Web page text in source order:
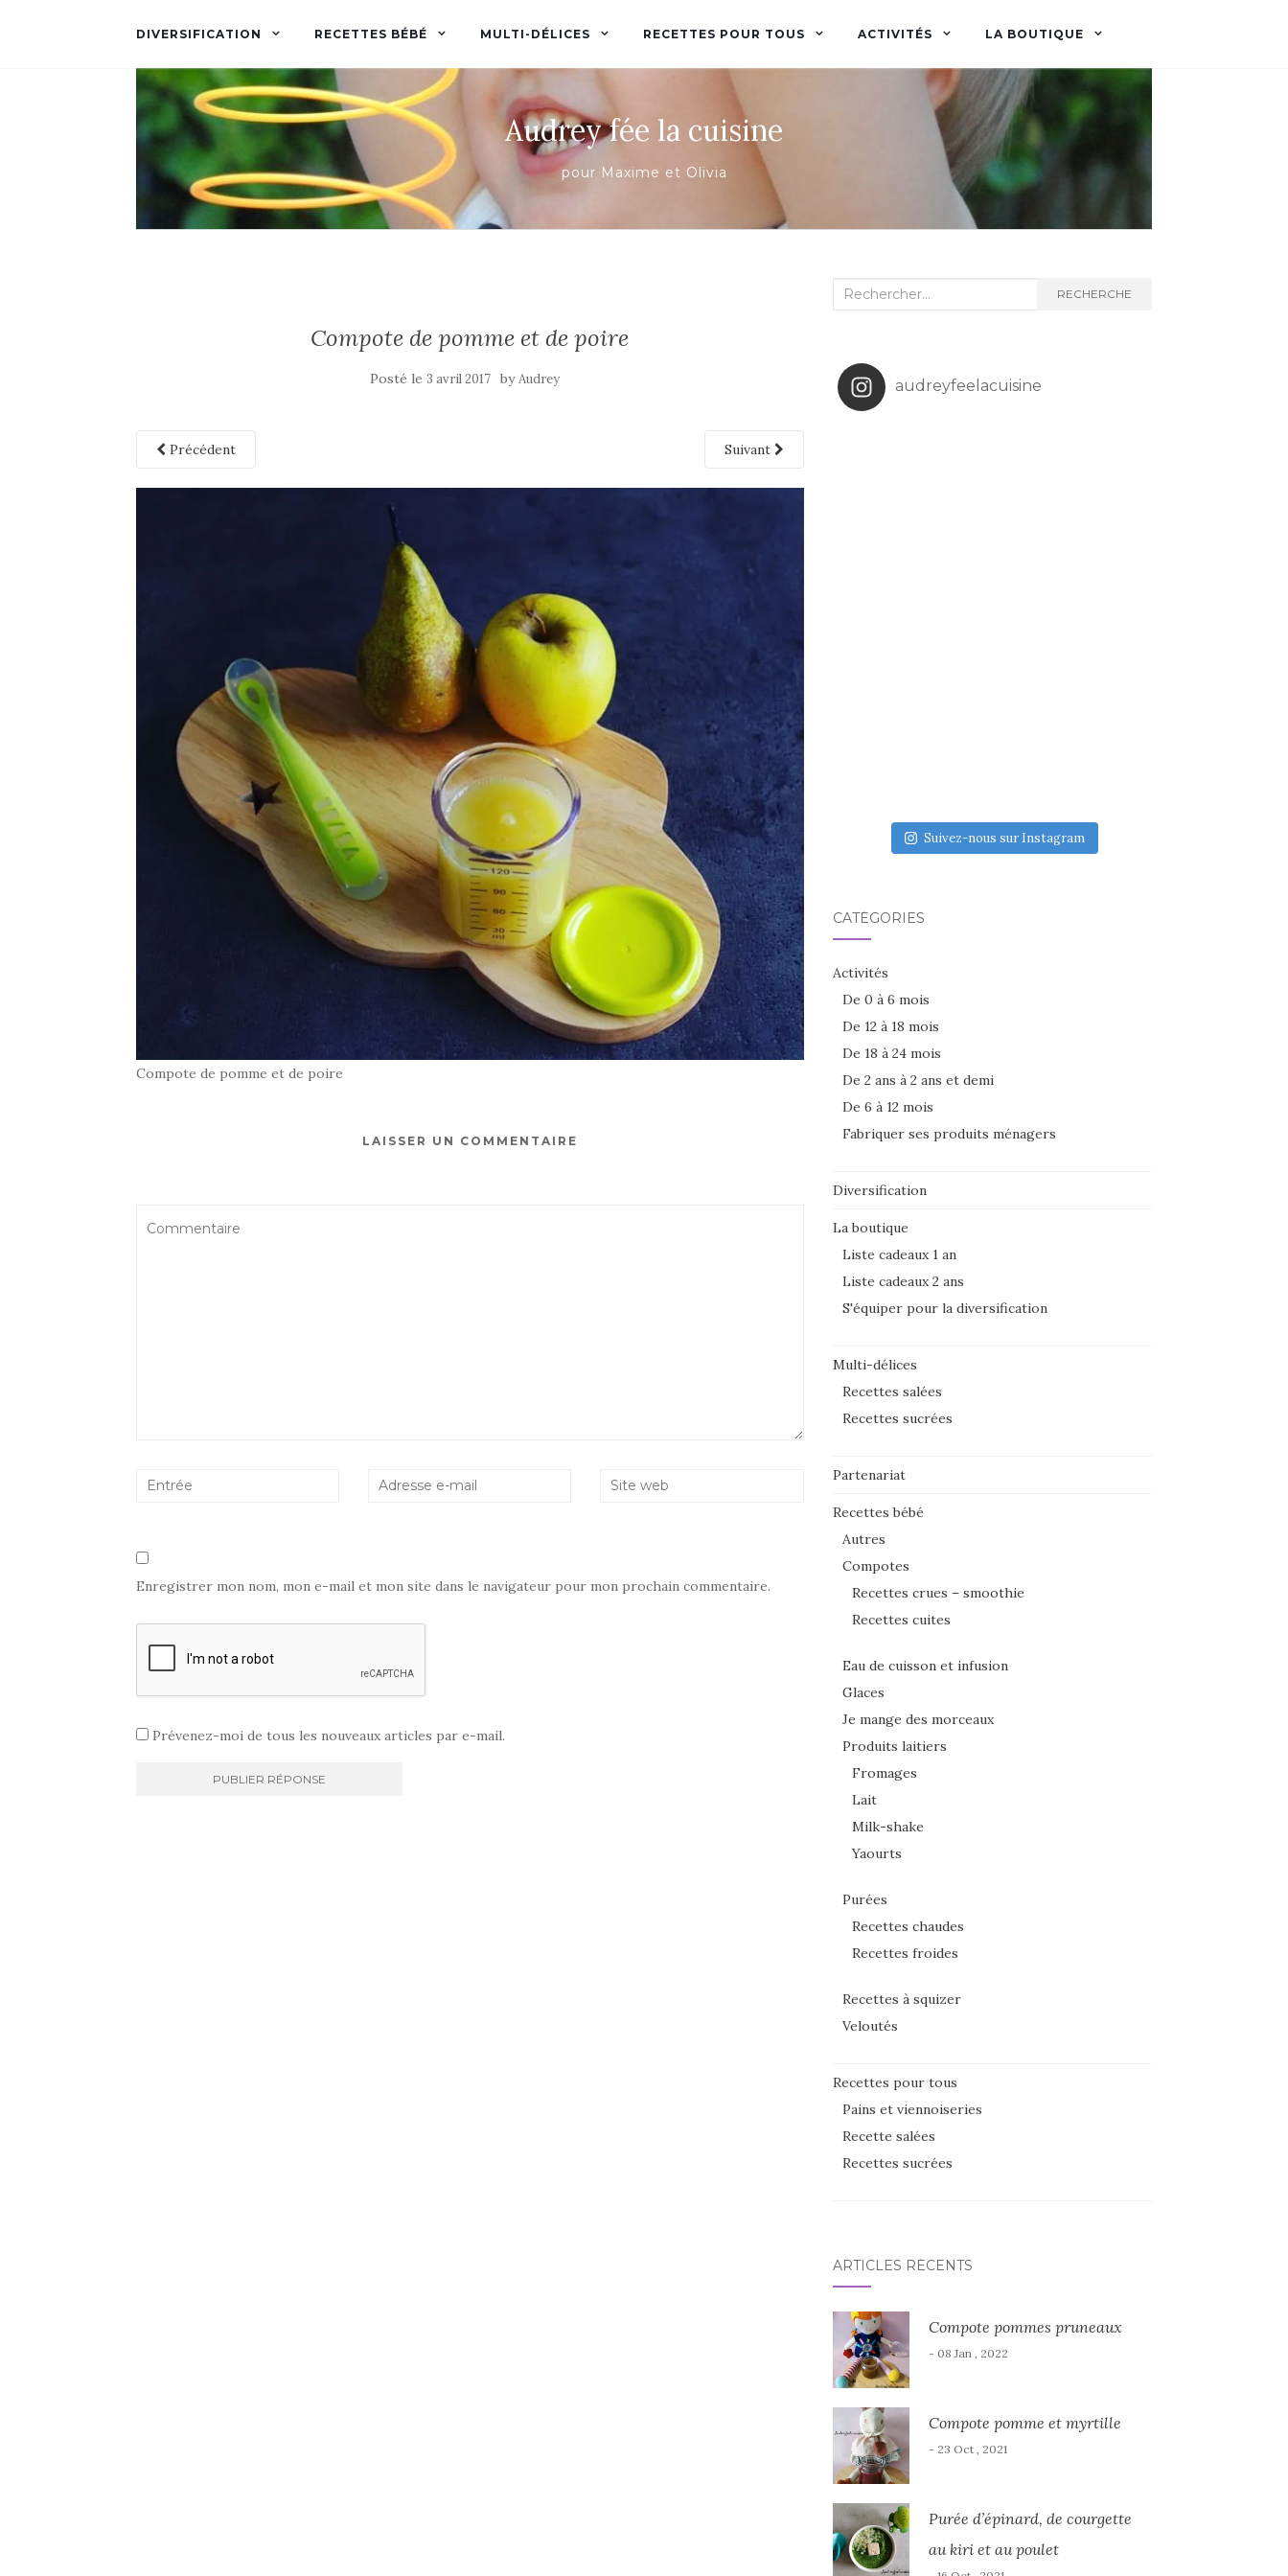
DIVERSIFICATION RECETTES BÉBÉ MULTI-DÉLICES RECETTES POUR TOUS ACTIVITÉS LA BOUTIQUE
Audrey fée la cuisine
pour Maxime et Olivia
Compote de pomme et de poire
Posté le 3 avril 2017 byAudrey
Précédent Suivant
Compote de pomme et de poire
LAISSER UN COMMENTAIRE
Enregistrer mon nom, mon e-mail et mon site dans le navigateur pour mon prochain commentaire.
Prévenez-moi de tous les nouveaux articles par e-mail.
Recherche
RECHERCHE
audreyfeelacuisine
Suivez-nous sur Instagram
CATÉGORIES
Activités
De 0 à 6 mois
De 12 à 18 mois
De 18 à 24 mois
De 2 ans à 2 ans et demi
De 6 à 12 mois
Fabriquer ses produits ménagers
Diversification
La boutique
Liste cadeaux 1 an
Liste cadeaux 2 ans
S'équiper pour la diversification
Multi-délices
Recettes salées
Recettes sucrées
Partenariat
Recettes bébé
Autres
Compotes
Recettes crues – smoothie
Recettes cuites
Eau de cuisson et infusion
Glaces
Je mange des morceaux
Produits laitiers
Fromages
Lait
Milk-shake
Yaourts
Purées
Recettes chaudes
Recettes froides
Recettes à squizer
Veloutés
Recettes pour tous
Pains et viennoiseries
Recette salées
Recettes sucrées
ARTICLES RÉCENTS
Compote pommes pruneaux
- 08 Jan , 2022
Compote pomme et myrtille
- 23 Oct , 2021
Purée d’épinard, de courgette
au kiri et au poulet